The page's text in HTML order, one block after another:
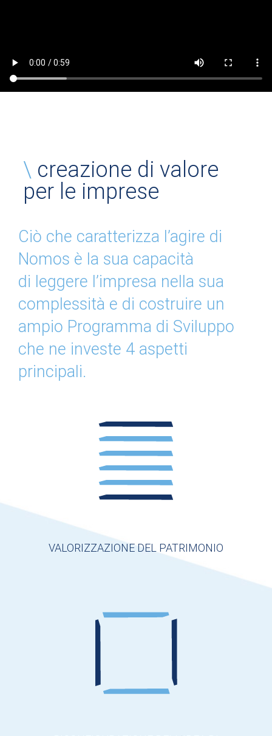
\ creazione di valore
per le imprese
Ciò che caratterizza l’agire di
Nomos è la sua capacità
di leggere l’impresa nella sua
complessità e di costruire un
ampio Programma di Sviluppo
che ne investe 4 aspetti
principali.
VALORIZZAZIONE DEL PATRIMONIO